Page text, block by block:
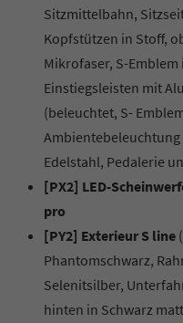
Sitzmittelbahn,
Kopfstützen in Stoff,
Mikrofaser, S-
Einstiegsleisten mit
(beleuchtet, S-
Edelstahl, Pedalerie
[PX2] LED-
pro
[PY2] Exterieur S line
Phantomschwarz,
Selenitsilber,
hinten in Schwarz